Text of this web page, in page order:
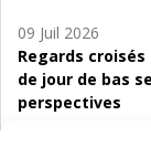
09 Juil 2026
Regards
de jour de bas
perspectives